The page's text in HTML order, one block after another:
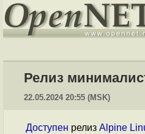
Релиз
22.05.2024 20:55 (MSK)
Доступен релиз Alpine